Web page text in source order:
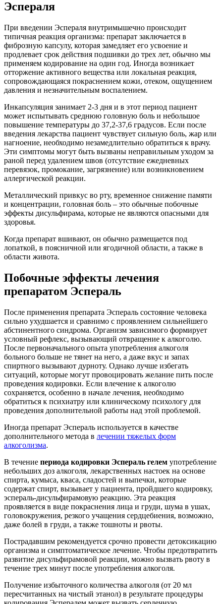
Эспераля
При введении Эспераля внутримышечно происходит
типичная реакция организма: препарат заключается в
фиброзную капсулу, которая замедляет его усвоение и
продлевает срок действия подшивки до трех лет, обычно мы
применяем кодирование на один год. Иногда возникает
отторжение активного вещества или локальная реакция,
сопровождающаяся покраснением кожи, отеком, ощущением
давления и незначительным воспалением.
Инкапсуляция занимает 2-3 дня и в этот период пациент
может испытывать среднюю головную боль и небольшое
повышение температуры до 37,2-37,6 градусов. Если после
введения лекарства пациент чувствует сильную боль, жар или
нагноение, необходимо незамедлительно обратиться к врачу.
Эти симптомы могут быть вызваны неправильным уходом за
раной перед удалением швов (отсутствие ежедневных
перевязок, промокание, загрязнение) или возникновением
аллергической реакции.
Металлический привкус во рту, временное снижение памяти
и концентрации, головная боль – это обычные побочные
эффекты дисульфирама, которые не являются опасными для
здоровья.
Когда препарат вшивают, он обычно размещается под
лопаткой, в поясничной или ягодичной области, а также в
области живота.
Побочные эффекты лечения
препаратом Эспераль
После применения препарата Эспераль состояние человека
сильно ухудшается и сравнимо с проявлением сильнейшего
абстинентного синдрома. Организм зависимого формирует
условный рефлекс, вызывающий отвращение к алкоголю.
После первоначального опыта употребления алкоголя
больного больше не тянет на него, а даже вкус и запах
спиртного вызывают дурноту. Однако лучше избегать
ситуаций, которые могут провоцировать желание пить после
проведения кодировки. Если влечение к алкоголю
сохраняется, особенно в начале лечения, необходимо
обратиться к психиатру или клиническому психологу для
проведения дополнительной работы над этой проблемой.
Иногда препарат Эспераль используется в качестве
дополнительного метода в лечении тяжелых форм
алкоголизма.
В течение периода кодировки Эспераль гелем употребление
небольших доз алкоголя, лекарственных настоек на основе
спирта, кумыса, кваса, сладостей и выпечки, которые
содержат спирт, вызывает у пациента, пройдшего кодировку,
эспераль-дисульфирамовую реакцию. Эта реакция
проявляется в виде покраснения лица и груди, шума в ушах,
головокружения, резкого учащения сердцебиения, возможно,
даже болей в груди, а также тошноты и рвоты.
Пострадавшим рекомендуется срочно провести детоксикацию
организма и симптоматическое лечение. Чтобы предотвратить
развитие дисульфирамовой реакции, можно вызвать рвоту в
течение трех минут после употребления алкоголя.
Получение избыточного количества алкоголя (от 20 мл
пересчитанных на чистый этанол) в результате процедуры